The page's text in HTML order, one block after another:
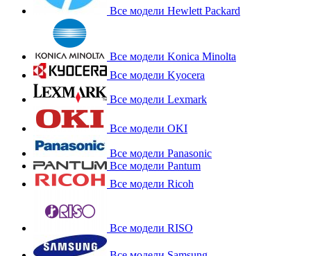
Все модели Hewlett Packard
Все модели Konica Minolta
Все модели Kyocera
Все модели Lexmark
Все модели OKI
Все модели Panasonic
Все модели Pantum
Все модели Ricoh
Все модели RISO